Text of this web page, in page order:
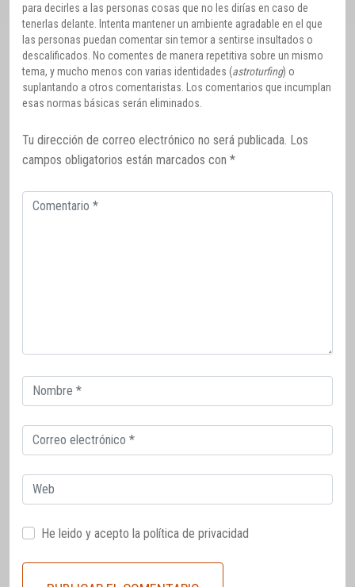
para decirles a las personas cosas que no les dirías en caso de
tenerlas delante. Intenta mantener un ambiente agradable en el que
las personas puedan comentar sin temor a sentirse insultados o
descalificados. No comentes de manera repetitiva sobre un mismo
tema, y mucho menos con varias identidades (astroturfing) o
suplantando a otros comentaristas. Los comentarios que incumplan
esas normas básicas serán eliminados.
Tu dirección de correo electrónico no será publicada. Los
campos obligatorios están marcados con *
Comentario
Correo
electrónico
Correo
electrónico
Web
He leido y acepto la política de privacidad